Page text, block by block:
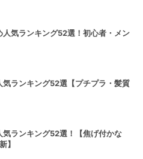
人気ランキング52選！初心者・メン
気ランキング52選【プチプラ・髪質
気ランキング52選！【焦げ付かな
】